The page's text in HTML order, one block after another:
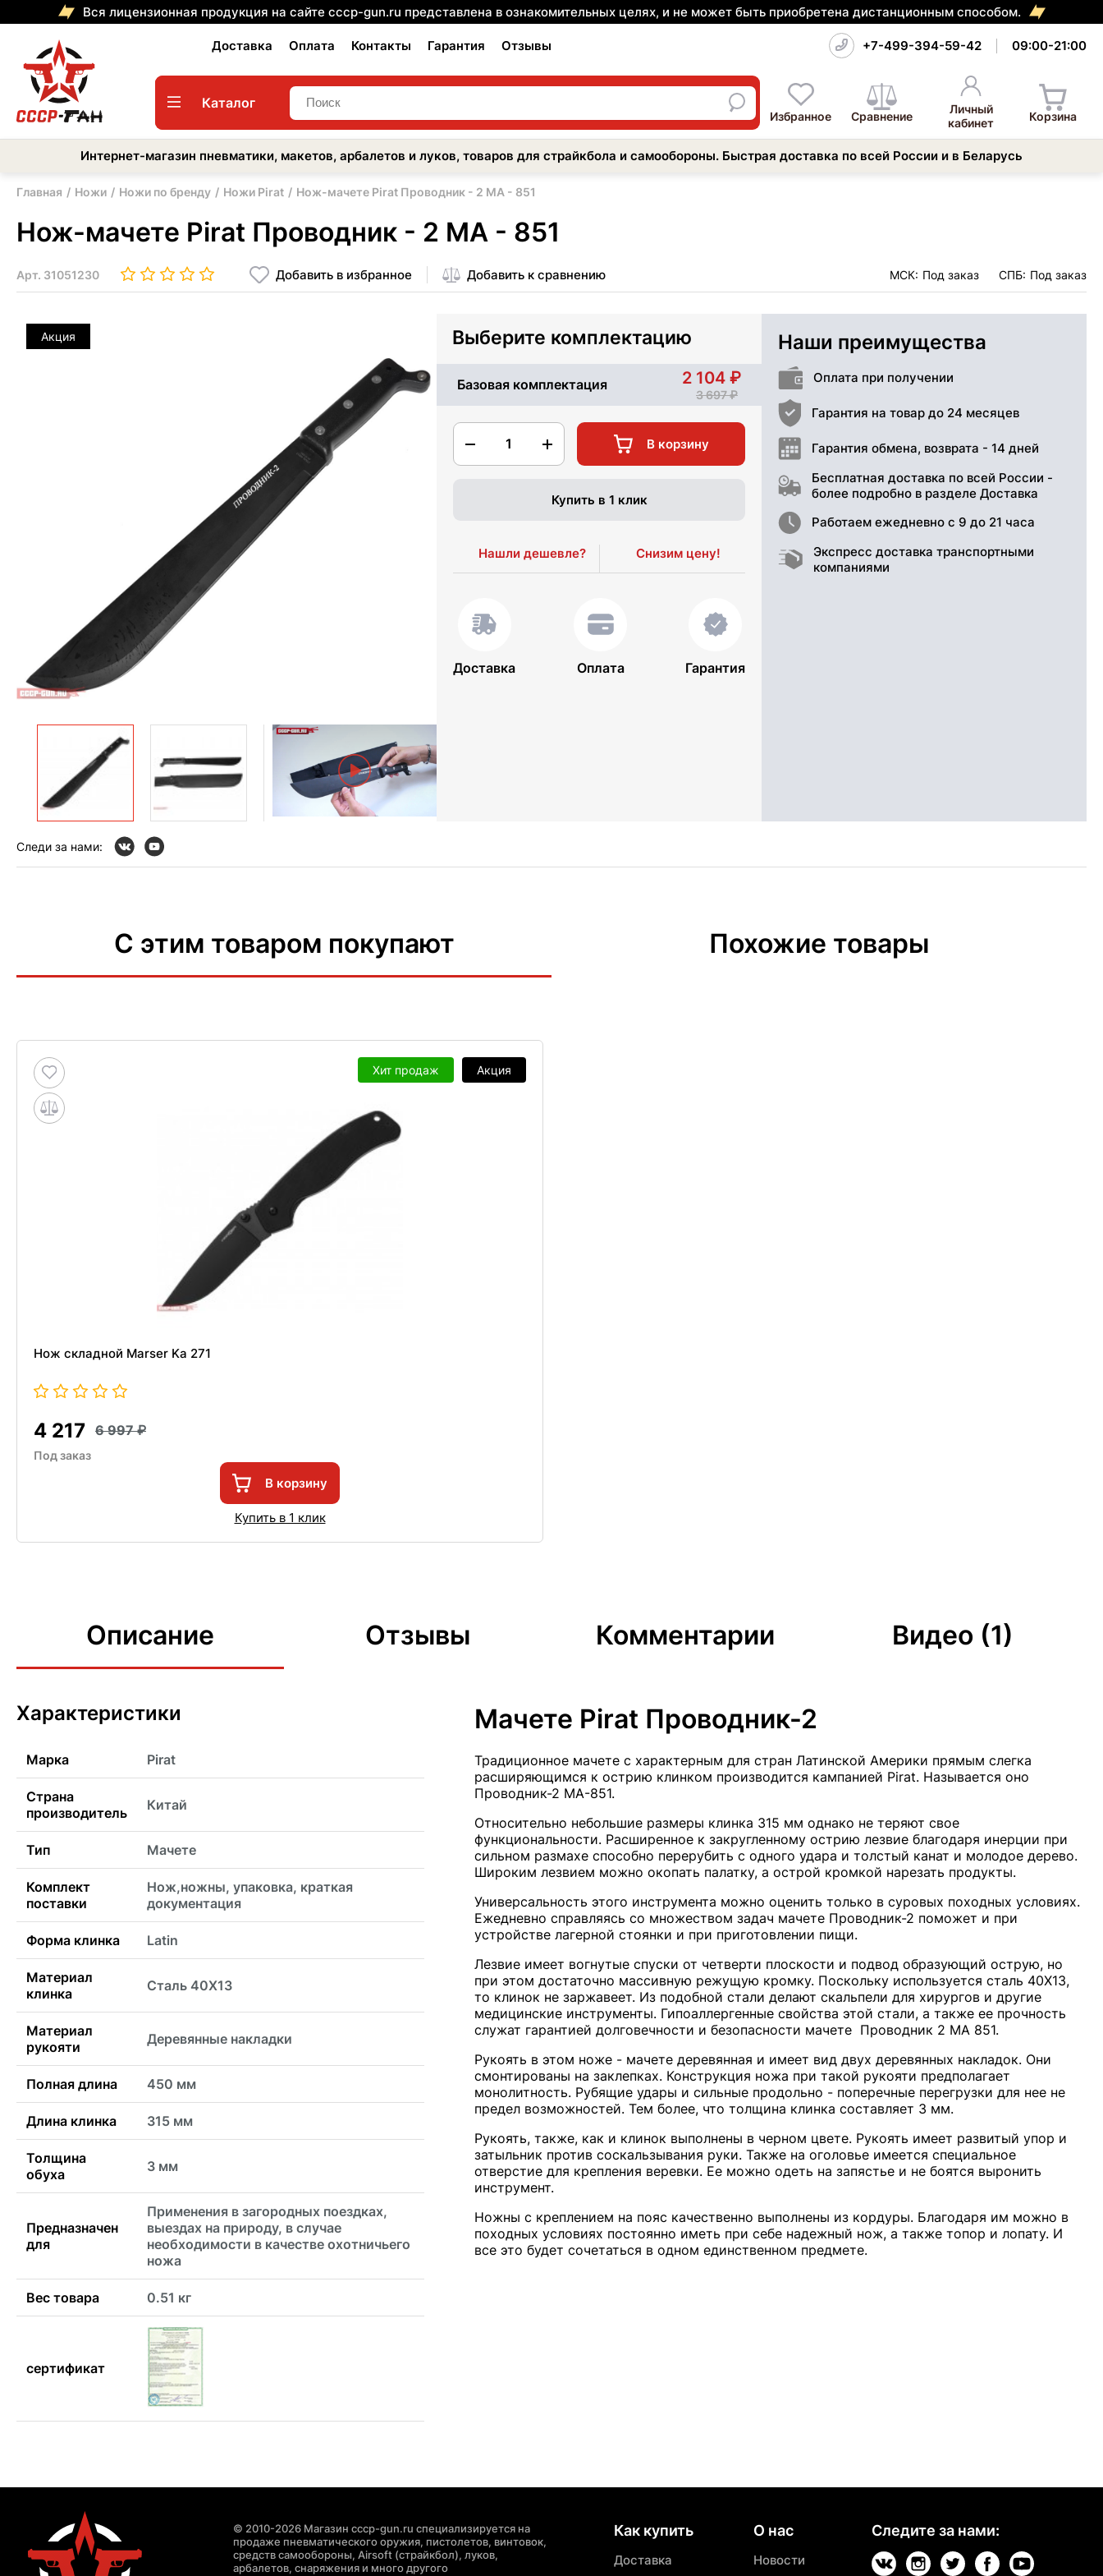
Вся лицензионная продукция на сайте cccp-gun.ru представлена в ознакомительных целях, и не может быть приобретена дистанционным способом.
Доставка Оплата Контакты Гарантия Отзывы +7-499-394-59-42 09:00-21:00
Каталог
Избранное Сравнение
Личный
кабинет
Корзина
Интернет-магазин пневматики, макетов, арбалетов и луков, товаров для страйкбола и самообороны. Быстрая доставка по всей России и в Беларусь
Главная Ножи Ножи по бренду Ножи Pirat Нож-мачете Pirat Проводник - 2 МА - 851
Нож-мачете Pirat Проводник - 2 МА - 851
Арт. 31051230 Добавить в избранное Добавить к сравнению МСК: Под заказ СПБ: Под заказ
Акция Выберите комплектацию
Базовая комплектация 2 104
3 697
1 В корзину
Купить в 1 клик
Нашли дешевле? Снизим цену!
Доставка Оплата Гарантия
Наши преимущества
Оплата при получении
Гарантия на товар до 24 месяцев
Гарантия обмена, возврата - 14 дней
Бесплатная доставка по всей России -
более подробно в разделе Доставка
Работаем ежедневно с 9 до 21 часа
Экспресс доставка транспортными
компаниями
Следи за нами:
С этим товаром покупают Похожие товары
Хит продаж Акция
Нож складной Marser Ka 271
4 217 6 997
Под заказ
В корзину
Купить в 1 клик
Описание Отзывы Комментарии Видео (1)
Характеристики
Марка Pirat
Страна
производитель
Китай
Тип Мачете
Комплект
поставки
Нож,ножны, упаковка, краткая
документация
Форма клинка Latin
Материал
клинка
Сталь 40Х13
Материал
рукояти
Деревянные накладки
Полная длина 450 мм
Длина клинка 315 мм
Толщина
обуха
3 мм
Предназначен
для
Применения в загородных поездках,
выездах на природу, в случае
необходимости в качестве охотничьего
ножа
Вес товара 0.51 кг
сертификат
Мачете Pirat Проводник-2
Традиционное мачете с характерным для стран Латинской Америки прямым слегка
расширяющимся к острию клинком производится кампанией Pirat. Называется оно
Проводник-2 МА-851.
Относительно небольшие размеры клинка 315 мм однако не теряют свое
функциональности. Расширенное к закругленному острию лезвие благодаря инерции при
сильном размахе способно перерубить с одного удара и толстый канат и молодое дерево.
Широким лезвием можно окопать палатку, а острой кромкой нарезать продукты.
Универсальность этого инструмента можно оценить только в суровых походных условиях.
Ежедневно справляясь со множеством задач мачете Проводник-2 поможет и при
устройстве лагерной стоянки и при приготовлении пищи.
Лезвие имеет вогнутые спуски от четверти плоскости и подвод образующий острую, но
при этом достаточно массивную режущую кромку. Поскольку используется сталь 40Х13,
то клинок не заржавеет. Из подобной стали делают скальпели для хирургов и другие
медицинские инструменты. Гипоаллергенные свойства этой стали, а также ее прочность
служат гарантией долговечности и безопасности мачете Проводник 2 МА 851.
Рукоять в этом ноже - мачете деревянная и имеет вид двух деревянных накладок. Они
смонтированы на заклепках. Конструкция ножа при такой рукояти предполагает
монолитность. Рубящие удары и сильные продольно - поперечные перегрузки для нее не
предел возможностей. Тем более, что толщина клинка составляет 3 мм.
Рукоять, также, как и клинок выполнены в черном цвете. Рукоять имеет развитый упор и
затыльник против соскальзывания руки. Также на оголовье имеется специальное
отверстие для крепления веревки. Ее можно одеть на запястье и не боятся выронить
инструмент.
Ножны с креплением на пояс качественно выполнены из кордуры. Благодаря им можно в
походных условиях постоянно иметь при себе надежный нож, а также топор и лопату. И
все это будет сочетаться в одном единственном предмете.
© 2010-2026 Магазин cccp-gun.ru специализируется на
продаже пневматического оружия, пистолетов, винтовок,
средств самообороны, Airsoft (страйкбол), луков,
арбалетов, снаряжения и много другого
Как купить
Доставка
О нас
Новости
Следите за нами: